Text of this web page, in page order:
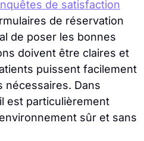
de satisfaction
de réservation
de poser les bonnes
doivent être claires et
puissent facilement
nécessaires. Dans
est particulièrement
sûr et sans